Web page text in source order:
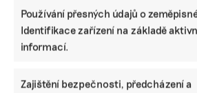
Používání přesných údajů o
Identifikace zařízení na základě
informací.
Zajištění bezpečnosti, předcházení a
budoucna a
zvyšovat její
hodnotu, říká
expertka
zalesňování
Amazonie
přineslo